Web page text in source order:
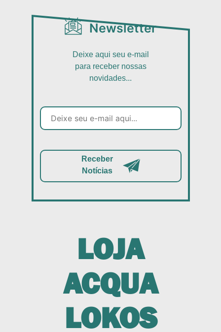
Newsletter
Deixe aqui seu e-mail
para receber nossas
novidades...
Receber
Notícias
LOJA
ACQUA
LOKOS